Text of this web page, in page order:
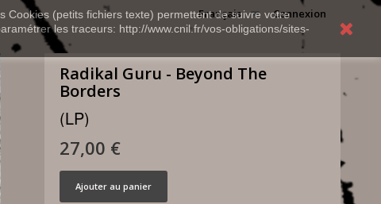
Cookies (petits fichiers texte) permettent de suivre votre
les traceurs: http://www.cnil.fr/vos-obligations/sites-
Connexion
Français
Radikal Guru - Beyond The
Borders
(LP)
27,00 €
Ajouter au panier